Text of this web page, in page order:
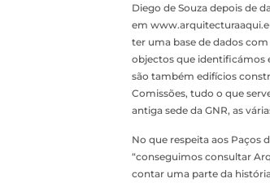
Diego de Souza depois de
em
ter uma base de dados
objectos que identificámos
são também edifícios
Comissões, tudo o que
antiga sede da GNR, as
No que respeita aos Paços
“conseguimos consultar
contar uma parte da